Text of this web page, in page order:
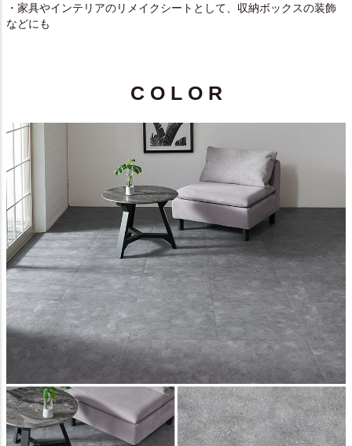
・家具やインテリアのリメイクシートとして、収納ボックスの装飾
などにも
C O L O R